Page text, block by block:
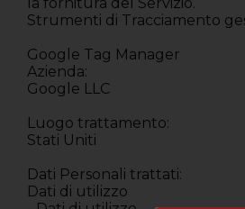
la fornitura del Servizio.
Strumenti di Tracciamento
Google Tag Manager
Azienda:
Google LLC
Luogo trattamento:
Stati Uniti
Dati Personali trattati:
Dati di utilizzo